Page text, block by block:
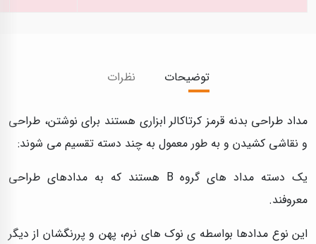
توضیحات نظرات
مداد طراحی بدنه قرمز کرتاکالر ابزاری هستند برای نوشتن، طراحی
و نقاشی کشیدن و به طور معمول به چند دسته تقسیم می شوند:
یک دسته مداد های گروه B هستند که به مدادهای طراحی
معروفند.
این نوع مدادها بواسطه ی نوک های نرم، پهن و پررنگشان از دیگر